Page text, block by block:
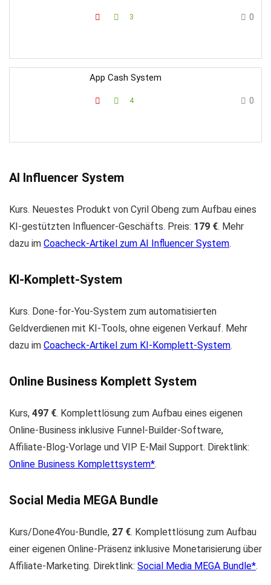
3 0
App Cash System
4 0
AI Influencer System
Kurs. Neuestes Produkt von Cyril Obeng zum Aufbau eines
KI-gestützten Influencer-Geschäfts. Preis: 179 €. Mehr
dazu im Coacheck-Artikel zum AI Influencer System.
KI-Komplett-System
Kurs. Done-for-You-System zum automatisierten
Geldverdienen mit KI-Tools, ohne eigenen Verkauf. Mehr
dazu im Coacheck-Artikel zum KI-Komplett-System.
Online Business Komplett System
Kurs, 497 €. Komplettlösung zum Aufbau eines eigenen
Online-Business inklusive Funnel-Builder-Software,
Affiliate-Blog-Vorlage und VIP E-Mail Support. Direktlink:
Online Business Komplettsystem .
Social Media MEGA Bundle
Kurs/Done4You-Bundle, 27 €. Komplettlösung zum Aufbau
einer eigenen Online-Präsenz inklusive Monetarisierung über
Affiliate-Marketing. Direktlink: Social Media MEGA Bundle .